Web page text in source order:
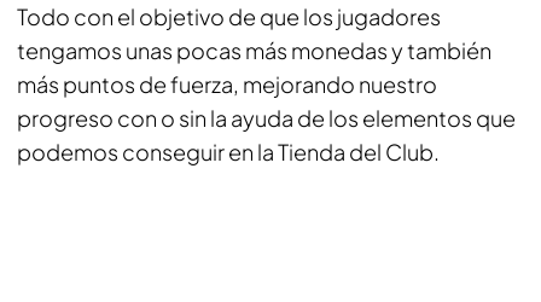
Todo con el objetivo de que los jugadores
tengamos unas pocas más monedas y también
más puntos de fuerza, mejorando nuestro
progreso con o sin la ayuda de los elementos que
podemos conseguir en la Tienda del Club.